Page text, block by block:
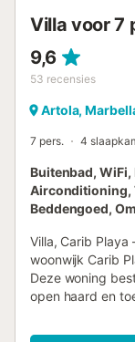
Villa voor 7
9,6
53 recensies
Artola,
7 pers. 4
Buitenbad,
Airconditioning,
Beddengoed,
Villa, Carib Playa
woonwijk Carib
Deze woning
open haard en